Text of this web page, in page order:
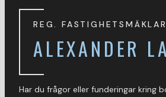
REG.
ALEXANDER
Har du frågor eller funderingar kring